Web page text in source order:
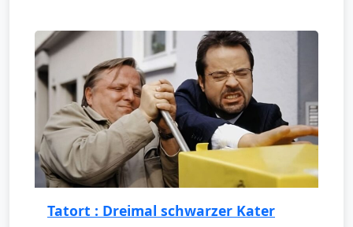
Tatort : Dreimal schwarzer Kater